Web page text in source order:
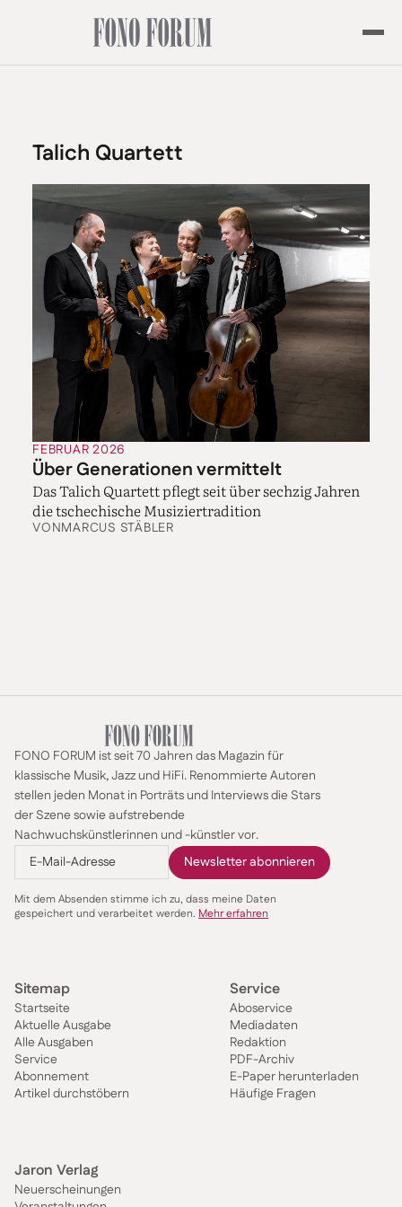
Talich Quartett
FEBRUAR 2026
Über Generationen vermittelt
Das Talich Quartett pflegt seit über sechzig Jahren
die tschechische Musiziertradition
VONMARCUS STÄBLER
FONO FORUM ist seit 70 Jahren das Magazin für
klassische Musik, Jazz und HiFi. Renommierte Autoren
stellen jeden Monat in Porträts und Interviews die Stars
der Szene sowie aufstrebende
Nachwuchskünstlerinnen und -künstler vor.
Mit dem Absenden stimme ich zu, dass meine Daten
gespeichert und verarbeitet werden. Mehr erfahren
Sitemap
Startseite
Aktuelle Ausgabe
Alle Ausgaben
Service
Abonnement
Artikel durchstöbern
Service
Aboservice
Mediadaten
Redaktion
PDF-Archiv
E-Paper herunterladen
Häufige Fragen
Jaron Verlag
Neuerscheinungen